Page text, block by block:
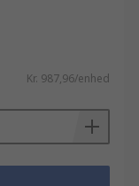
Kr. 987,96/enhed